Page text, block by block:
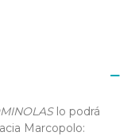
lo podrá
Marcopolo: